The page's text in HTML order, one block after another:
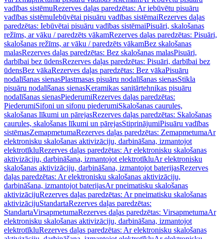
vadības sistēmuRezerves daļas paredzētas: Ar iebūvētu pisuāru
vadības sistēmuIebūvētai pisuāru vadības sistēmaiRezerves daļas
paredzētas: Iebūvētai pisuāru vadības sistēmaiPisuāri, skalošanas
režīms, ar vāku / paredzēts vākamRezerves daļas paredzētas: Pisuāri,
skalošanas režīms, ar vāku / paredzēts vākamBez skalošanas
malasRezerves daļas paredzētas: Bez skalošanas malasPisuāri,
darbībai bez ūdensRezerves daļas paredzētas: Pisuāri, darbībai bez
ūdensBez vākaRezerves daļas paredzētas: Bez vākaPisuāru
nodalīšanas sienasPlastmasas pisuāru nodalīšanas sienasStikla
pisuāru nodalīšanas sienasKeramikas sanitārtehnikas pisuāru
nodalīšanas sienasPiederumiRezerves daļas paredzētas:
PiederumiSifoni un sifonu piederumiSkalošanas caurules,
skalošanas līkumi un pārejasRezerves daļas paredzētas: Skalošanas
caurules, skalošanas līkumi un pārejasStiprinājumiPisuāru vadības
sistēmasZemapmetumaRezerves daļas paredzētas: ZemapmetumaAr
elektronisku skalošanas aktivizāciju, darbināšana, izmantojot
elektrotīkluRezerves daļas paredzētas: Ar elektronisku skalošanas
aktivizāciju, darbināšana, izmantojot elektrotīkluAr elektronisku
skalošanas aktivizāciju, darbināšana, izmantojot baterijasRezerves
daļas paredzētas: Ar elektronisku skalošanas aktivizāciju,
darbināšana, izmantojot baterijasAr pneimatisku skalošanas
aktivizācijuRezerves daļas paredzētas: Ar pneimatisku skalošanas
aktivizācijuStandartaRezerves daļas paredzētas:
StandartaVirsapmetumaRezerves daļas paredzētas: VirsapmetumaAr
elektronisku skalošanas aktivizāciju, darbināšana, izmantojot
elektrotīkluRezerves daļas paredzētas: Ar elektronisku skalošanas